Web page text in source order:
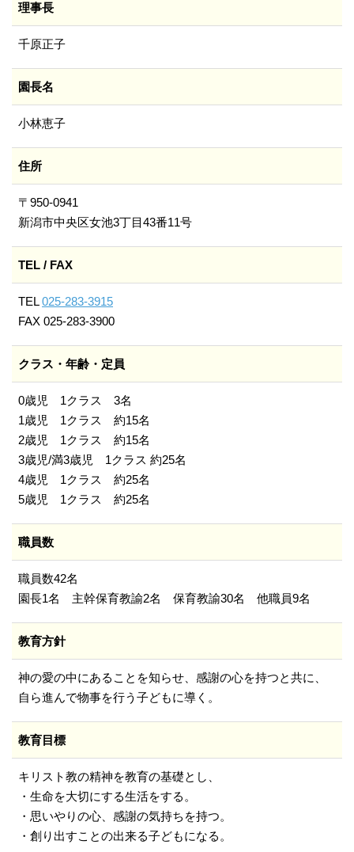
理事長
千原正子
園長名
小林恵子
住所
〒950-0941
新潟市中央区女池3丁目43番11号
TEL / FAX
TEL025-283-3915
FAX 025-283-3900
クラス・年齢・定員
0歳児 1クラス 3名
1歳児 1クラス 約15名
2歳児 1クラス 約15名
3歳児/満3歳児 1クラス 約25名
4歳児 1クラス 約25名
5歳児 1クラス 約25名
職員数
職員数42名
園長1名 主幹保育教諭2名 保育教諭30名 他職員9名
教育方針
神の愛の中にあることを知らせ、感謝の心を持つと共に、
自ら進んで物事を行う子どもに導く。
教育目標
キリスト教の精神を教育の基礎とし、
・生命を大切にする生活をする。
・思いやりの心、感謝の気持ちを持つ。
・創り出すことの出来る子どもになる。